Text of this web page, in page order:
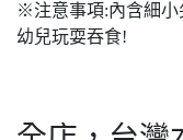
※注意事項:內含細小
幼兒玩耍吞食!